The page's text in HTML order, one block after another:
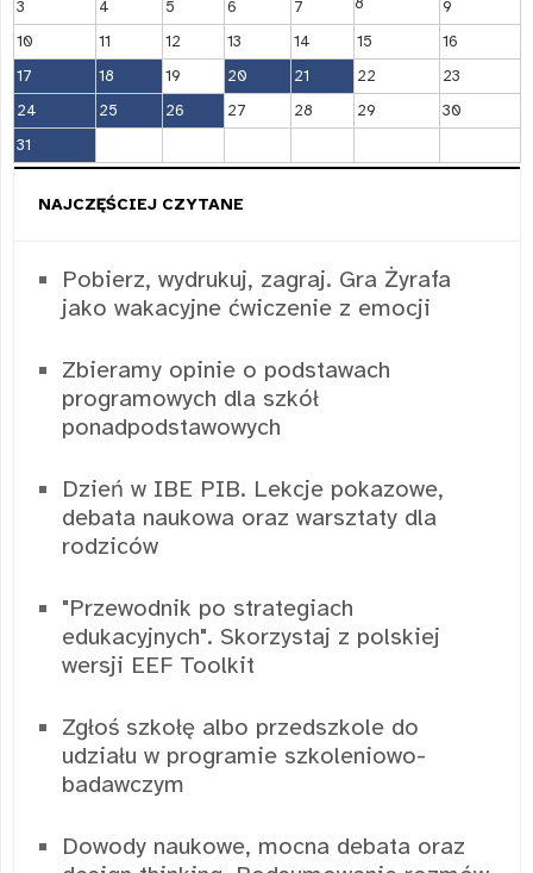
3
4 5 6 7
9
10
11 12 13 14 15
16
17
18 19 20 21 22
23
24
25 26 27 28 29
30
31
NAJCZĘŚCIEJ CZYTANE
Pobierz, wydrukuj, zagraj. Gra Żyrafa
jako wakacyjne ćwiczenie z emocji
Zbieramy opinie o podstawach
programowych dla szkół
ponadpodstawowych
Dzień w IBE PIB. Lekcje pokazowe,
debata naukowa oraz warsztaty dla
rodziców
"Przewodnik po strategiach
edukacyjnych". Skorzystaj z polskiej
wersji EEF Toolkit
Zgłoś szkołę albo przedszkole do
udziału w programie szkoleniowo-
badawczym
Dowody naukowe, mocna debata oraz